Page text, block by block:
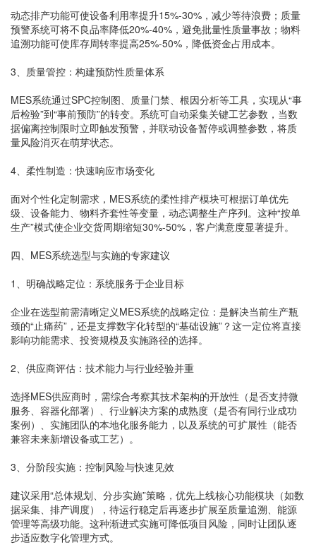
动态排产功能可使设备利用率提升15%-30%，减少等待浪费；质量
预警系统可将不良品率降低20%-40%，避免批量性质量事故；物料
追溯功能可使库存周转率提高25%-50%，降低资金占用成本。
3、质量管控：构建预防性质量体系
MES系统通过SPC控制图、质量门禁、根因分析等工具，实现从“事
后检验”到“事前预防”的转变。系统可自动采集关键工艺参数，当数
据偏离控制限时立即触发预警，并联动设备暂停或调整参数，将质
量风险消灭在萌芽状态。
4、柔性制造：快速响应市场变化
面对个性化定制需求，MES系统的柔性排产模块可根据订单优先
级、设备能力、物料齐套性等变量，动态调整生产序列。这种“按单
生产”模式使企业交货周期缩短30%-50%，客户满意度显著提升。
四、MES系统选型与实施的专家建议
1、明确战略定位：系统服务于企业目标
企业在选型前需清晰定义MES系统的战略定位：是解决当前生产瓶
颈的“止痛药”，还是支撑数字化转型的“基础设施”？这一定位将直接
影响功能需求、投资规模及实施路径的选择。
2、供应商评估：技术能力与行业经验并重
选择MES供应商时，需综合考察其技术架构的开放性（是否支持微
服务、容器化部署）、行业解决方案的成熟度（是否有同行业成功
案例）、实施团队的本地化服务能力，以及系统的可扩展性（能否
兼容未来新增设备或工艺）。
3、分阶段实施：控制风险与快速见效
建议采用“总体规划、分步实施”策略，优先上线核心功能模块（如数
据采集、排产调度），待运行稳定后再逐步扩展至质量追溯、能源
管理等高级功能。这种渐进式实施可降低项目风险，同时让团队逐
步适应数字化管理方式。